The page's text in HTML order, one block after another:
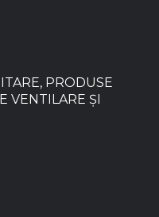
PRODUSE
VENTILARE ȘI